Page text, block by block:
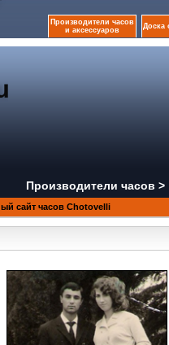
Производители часов
и аксессуаров
Доска
Производители часов >
сайт часов Chotovelli